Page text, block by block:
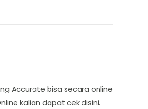
Accurate bisa secara online
kalian dapat cek disini.